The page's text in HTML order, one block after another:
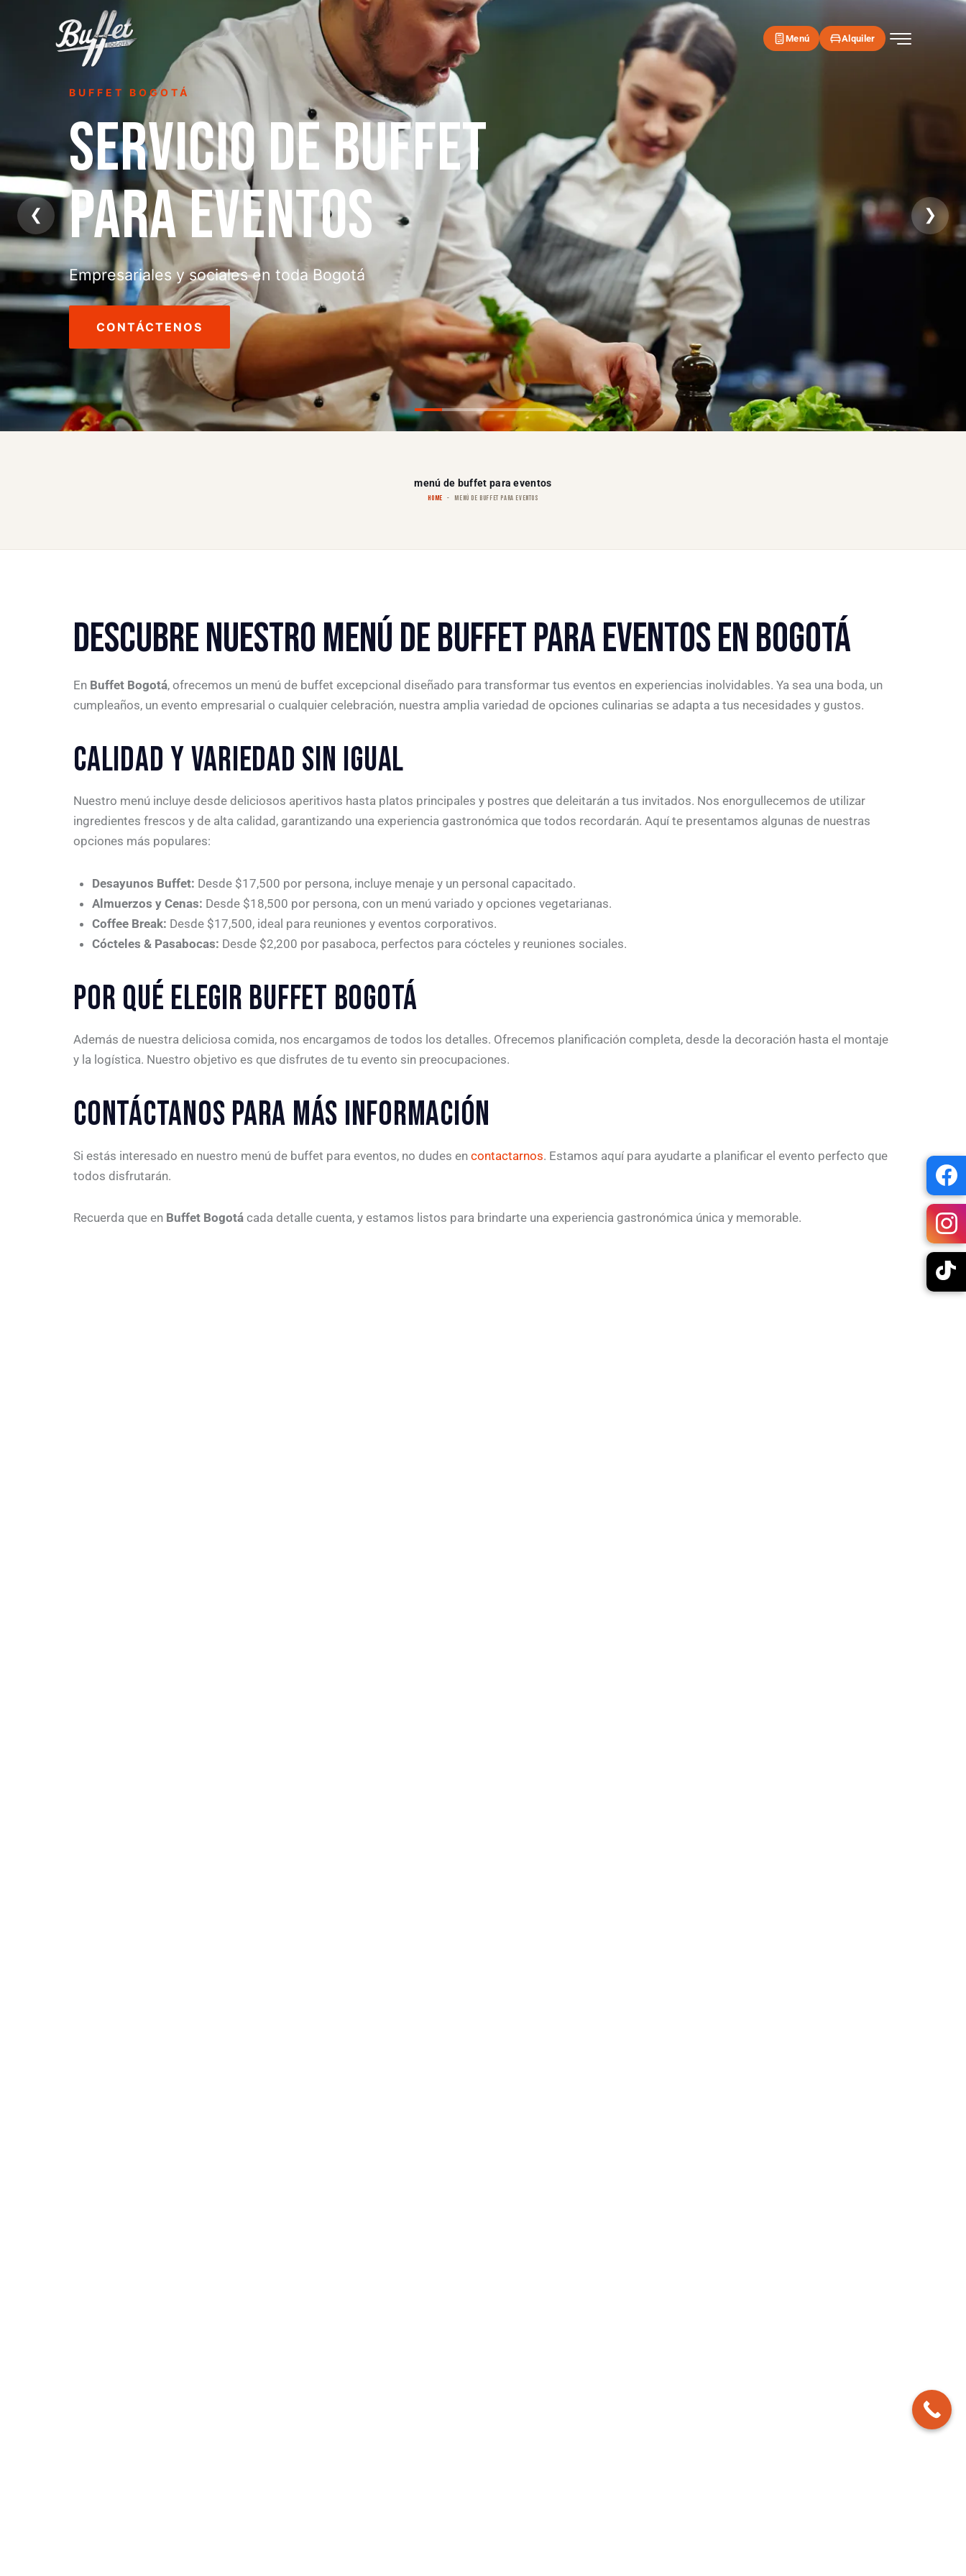
Menú Alquiler
BUFFET BOGOTÁ
SERVICIO DE BUFFET
PARA EVENTOS
Empresariales y sociales en toda Bogotá
CONTÁCTENOS
❮ ❯
menú de buffet para eventos
HOME MENÚ DE BUFFET PARA EVENTOS
DESCUBRE NUESTRO MENÚ DE BUFFET PARA EVENTOS EN BOGOTÁ
En Buffet Bogotá, ofrecemos un menú de buffet excepcional diseñado para transformar tus eventos en experiencias inolvidables. Ya sea una boda, un
cumpleaños, un evento empresarial o cualquier celebración, nuestra amplia variedad de opciones culinarias se adapta a tus necesidades y gustos.
CALIDAD Y VARIEDAD SIN IGUAL
Nuestro menú incluye desde deliciosos aperitivos hasta platos principales y postres que deleitarán a tus invitados. Nos enorgullecemos de utilizar
ingredientes frescos y de alta calidad, garantizando una experiencia gastronómica que todos recordarán. Aquí te presentamos algunas de nuestras
opciones más populares:
Desayunos Buffet: Desde $17,500 por persona, incluye menaje y un personal capacitado.
Almuerzos y Cenas: Desde $18,500 por persona, con un menú variado y opciones vegetarianas.
Coffee Break: Desde $17,500, ideal para reuniones y eventos corporativos.
Cócteles & Pasabocas: Desde $2,200 por pasaboca, perfectos para cócteles y reuniones sociales.
POR QUÉ ELEGIR BUFFET BOGOTÁ
Además de nuestra deliciosa comida, nos encargamos de todos los detalles. Ofrecemos planificación completa, desde la decoración hasta el montaje
y la logística. Nuestro objetivo es que disfrutes de tu evento sin preocupaciones.
CONTÁCTANOS PARA MÁS INFORMACIÓN
Si estás interesado en nuestro menú de buffet para eventos, no dudes en contactarnos. Estamos aquí para ayudarte a planificar el evento perfecto que
todos disfrutarán.
Recuerda que en Buffet Bogotá cada detalle cuenta, y estamos listos para brindarte una experiencia gastronómica única y memorable.